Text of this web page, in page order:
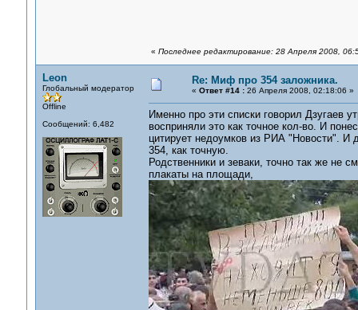
« Последнее редактирование: 28 Апреля 2008,
Leon
Глобальный модератор
Offline
Сообщений: 6,482
Re: Миф про 354 заложника.
« Ответ #14 :26 Апреля 2008, 02:18:06 »
Именно про эти списки говорил Дзугаев
восприняли это как точное кол-во. И
цитирует недоумков из РИА "Новости". И
354, как точную.
Родственники и зеваки, точно так же не
плакаты на площади,